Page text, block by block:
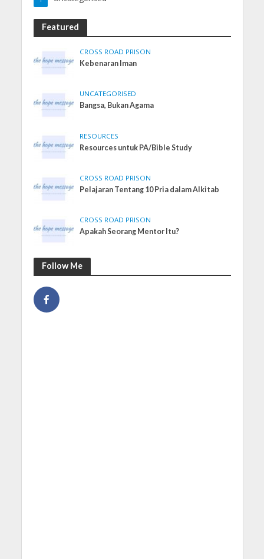
Featured
CROSS ROAD PRISON
Kebenaran Iman
UNCATEGORISED
Bangsa, Bukan Agama
RESOURCES
Resources untuk PA/Bible Study
CROSS ROAD PRISON
Pelajaran Tentang 10 Pria dalam Alkitab
CROSS ROAD PRISON
Apakah Seorang Mentor Itu?
Follow Me